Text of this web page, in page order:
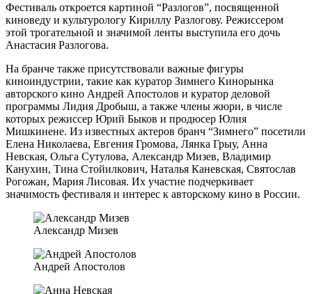
Фестиваль откроется картиной “Разлогов”, посвященной
киноведу и культурологу Кириллу Разлогову. Режиссером
этой трогательной и значимой ленты выступила его дочь
Анастасия Разлогова.
На бранче также присутствовали важные фигуры
киноиндустрии, такие как куратор Зимнего Кинорынка
авторского кино Андрей Апостолов и куратор деловой
программы Лидия Дробыш, а также члены жюри, в числе
которых режиссер Юрий Быков и продюсер Юлия
Мишкинене. Из известных актеров бранч “Зимнего” посетили
Елена Николаева, Евгения Громова, Лянка Грыу, Анна
Невская, Ольга Сутулова, Александр Мизев, Владимир
Канухин, Тина Стойилкович, Наталья Каневская, Святослав
Рогожан, Мария Лисовая. Их участие подчеркивает
значимость фестиваля и интерес к авторскому кино в России.
Александр Мизев
Андрей Апостолов